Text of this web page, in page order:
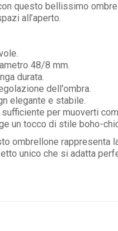
questo bellissimo
all’aperto.
48/8 mm.
durata.
dell'ombra.
elegante e stabile.
per muoverti
un tocco di stile boho-
ombrellone
unico che si adatta